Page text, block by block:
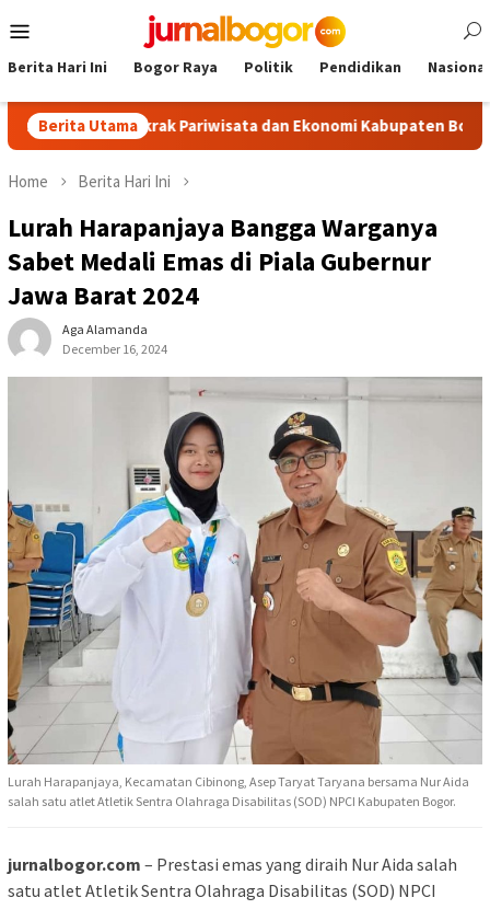
to
Menu
Berita Hari Ini Bogor Raya Politik Pendidikan Nasional
Berita Utama
Dongkrak Pariwisata dan Ekonomi Kabupaten Bogor
Home Berita Hari Ini
Lurah Harapanjaya Bangga Warganya
Sabet Medali Emas di Piala Gubernur
Jawa Barat 2024
Aga Alamanda
December 16, 2024
Lurah Harapanjaya, Kecamatan Cibinong, Asep Taryat Taryana bersama Nur Aida
salah satu atlet Atletik Sentra Olahraga Disabilitas (SOD) NPCI Kabupaten Bogor.
jurnalbogor.com – Prestasi emas yang diraih Nur Aida salah
satu atlet Atletik Sentra Olahraga Disabilitas (SOD) NPCI